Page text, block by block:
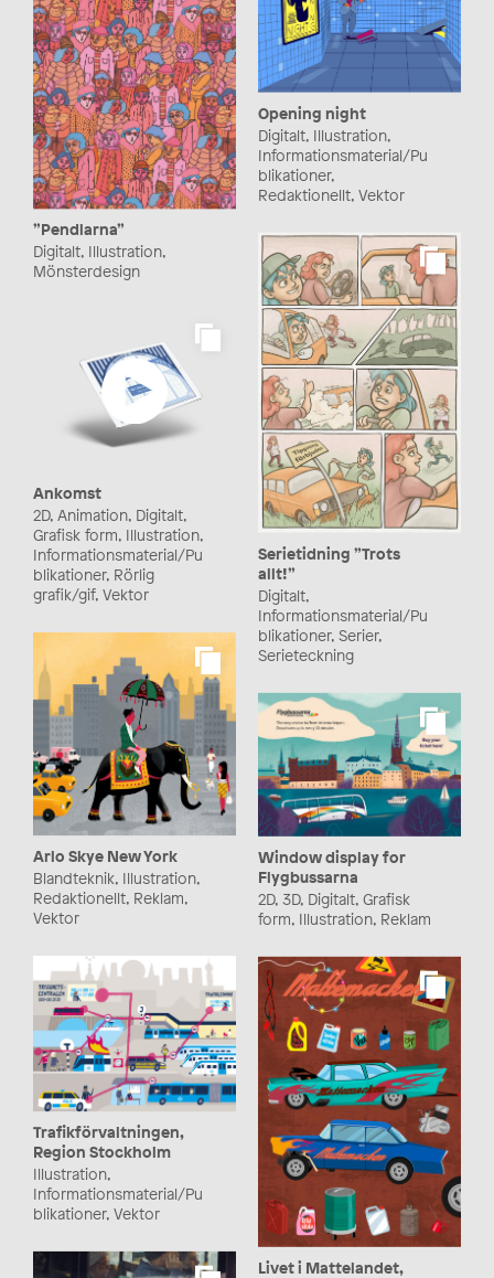
”Pendlarna”
Digitalt, Illustration,
Mönsterdesign
Opening night
Digitalt, Illustration,
Informationsmaterial/Pu
blikationer,
Redaktionellt, Vektor
Serietidning ”Trots
allt!”
Digitalt,
Informationsmaterial/Pu
blikationer, Serier,
Serieteckning
Ankomst
2D, Animation, Digitalt,
Grafisk form, Illustration,
Informationsmaterial/Pu
blikationer, Rörlig
grafik/gif, Vektor
Arlo Skye New York
Blandteknik, Illustration,
Redaktionellt, Reklam,
Vektor
Window display for
Flygbussarna
2D, 3D, Digitalt, Grafisk
form, Illustration, Reklam
Trafikförvaltningen,
Region Stockholm
Illustration,
Informationsmaterial/Pu
blikationer, Vektor
Livet i Mattelandet,